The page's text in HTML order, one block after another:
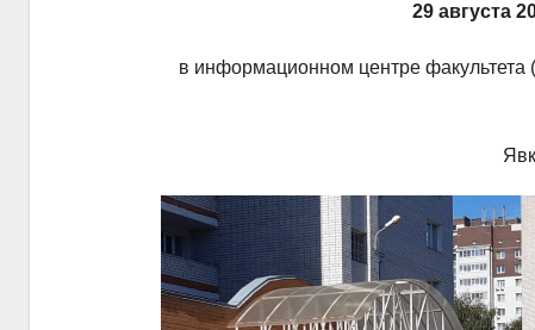
29 августа
в информационном центре